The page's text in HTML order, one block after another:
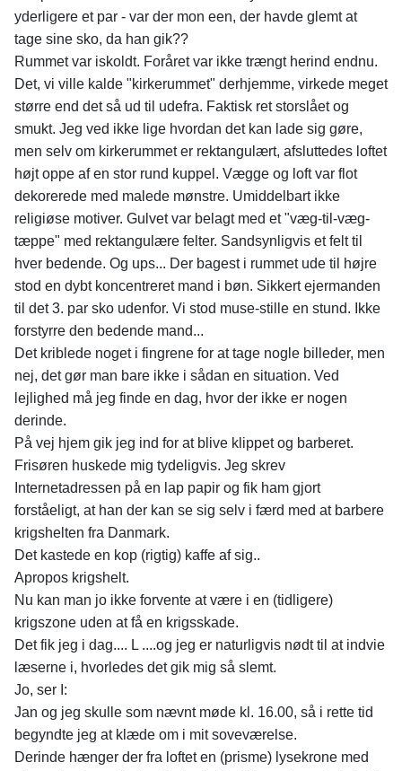
yderligere et par - var der mon een, der havde glemt at
tage sine sko, da han gik??
Rummet var iskoldt. Foråret var ikke trængt herind endnu.
Det, vi ville kalde "kirkerummet" derhjemme, virkede meget
større end det så ud til udefra. Faktisk ret storslået og
smukt. Jeg ved ikke lige hvordan det kan lade sig gøre,
men selv om kirkerummet er rektangulært, afsluttedes loftet
højt oppe af en stor rund kuppel. Vægge og loft var flot
dekorerede med malede mønstre. Umiddelbart ikke
religiøse motiver. Gulvet var belagt med et "væg-til-væg-
tæppe" med rektangulære felter. Sandsynligvis et felt til
hver bedende. Og ups... Der bagest i rummet ude til højre
stod en dybt koncentreret mand i bøn. Sikkert ejermanden
til det 3. par sko udenfor. Vi stod muse-stille en stund. Ikke
forstyrre den bedende mand...
Det kriblede noget i fingrene for at tage nogle billeder, men
nej, det gør man bare ikke i sådan en situation. Ved
lejlighed må jeg finde en dag, hvor der ikke er nogen
derinde.
På vej hjem gik jeg ind for at blive klippet og barberet.
Frisøren huskede mig tydeligvis. Jeg skrev
Internetadressen på en lap papir og fik ham gjort
forståeligt, at han der kan se sig selv i færd med at barbere
krigshelten fra Danmark.
Det kastede en kop (rigtig) kaffe af sig..
Apropos krigshelt.
Nu kan man jo ikke forvente at være i en (tidligere)
krigszone uden at få en krigsskade.
Det fik jeg i dag.... L ....og jeg er naturligvis nødt til at indvie
læserne i, hvorledes det gik mig så slemt.
Jo, ser I:
Jan og jeg skulle som nævnt møde kl. 16.00, så i rette tid
begyndte jeg at klæde om i mit soveværelse.
Derinde hænger der fra loftet en (prisme) lysekrone med